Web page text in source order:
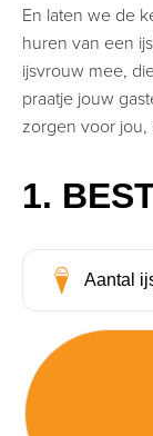
En laten we de
huren van een
ijsvrouw mee,
praatje jouw
zorgen voor